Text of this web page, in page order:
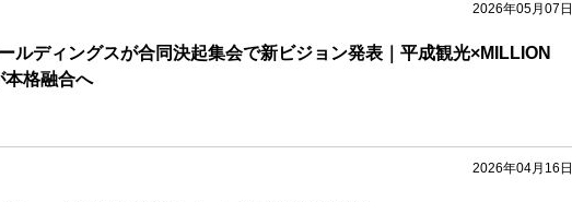
2026年05月07日
ルディングスが合同決起集会で新ビジョン発表｜平成観光×MILLION
本格融合へ
2026年04月16日